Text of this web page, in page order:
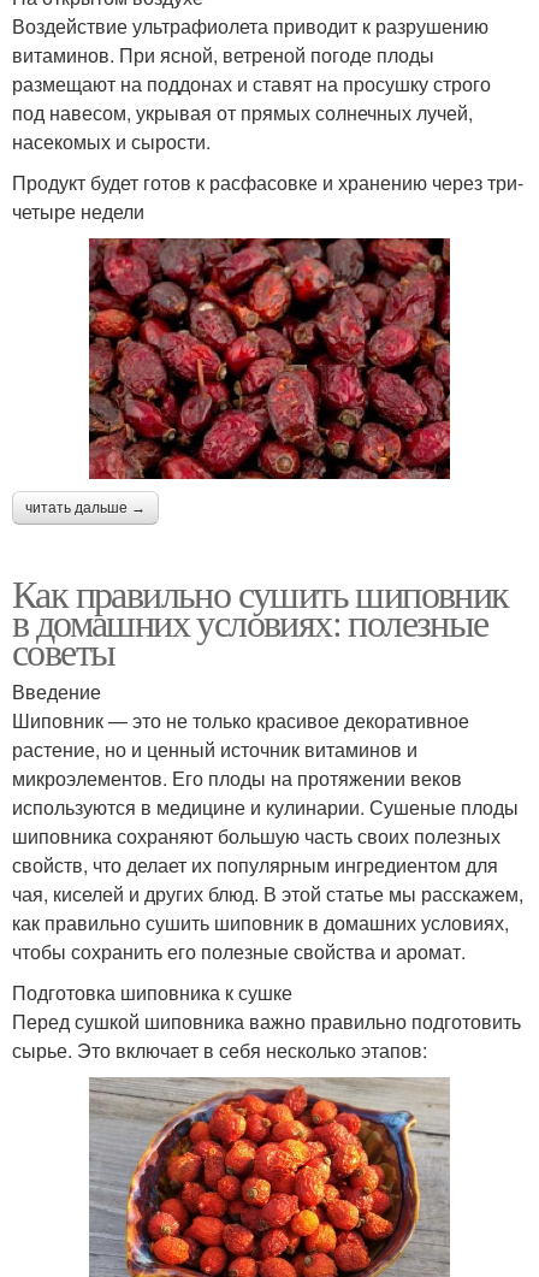
Воздействие ультрафиолета приводит к разрушению
витаминов. При ясной, ветреной погоде плоды
размещают на поддонах и ставят на просушку строго
под навесом, укрывая от прямых солнечных лучей,
насекомых и сырости.
Продукт будет готов к расфасовке и хранению через три-
четыре недели
читать дальше →
Как правильно сушить шиповник
в домашних условиях: полезные
советы
Введение
Шиповник — это не только красивое декоративное
растение, но и ценный источник витаминов и
микроэлементов. Его плоды на протяжении веков
используются в медицине и кулинарии. Сушеные плоды
шиповника сохраняют большую часть своих полезных
свойств, что делает их популярным ингредиентом для
чая, киселей и других блюд. В этой статье мы расскажем,
как правильно сушить шиповник в домашних условиях,
чтобы сохранить его полезные свойства и аромат.
Подготовка шиповника к сушке
Перед сушкой шиповника важно правильно подготовить
сырье. Это включает в себя несколько этапов: